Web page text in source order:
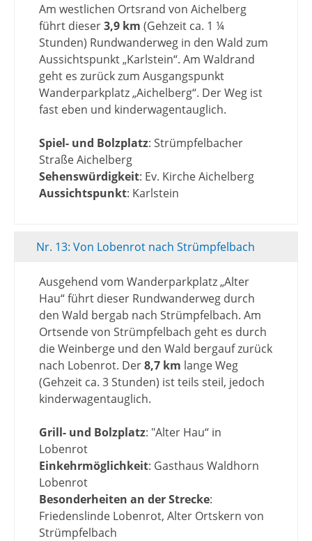
Am westlichen Ortsrand von Aichelberg
führt dieser3,9 km (Gehzeit ca. 1 ¼
Stunden) Rundwanderweg in den Wald zum
Aussichtspunkt „Karlstein“. Am Waldrand
geht es zurück zum Ausgangspunkt
Wanderparkplatz „Aichelberg“. Der Weg ist
fast eben und kinderwagentauglich.
Spiel- und Bolzplatz: Strümpfelbacher
Straße Aichelberg
Sehenswürdigkeit: Ev. Kirche Aichelberg
Aussichtspunkt: Karlstein
Nr. 13: Von Lobenrot nach Strümpfelbach
Ausgehend vom Wanderparkplatz „Alter
Hau“ führt dieser Rundwanderweg durch
den Wald bergab nach Strümpfelbach. Am
Ortsende von Strümpfelbach geht es durch
die Weinberge und den Wald bergauf zurück
nach Lobenrot. Der8,7 km lange Weg
(Gehzeit ca. 3 Stunden) ist teils steil, jedoch
kinderwagentauglich.
Grill- und Bolzplatz: "Alter Hau“ in
Lobenrot
Einkehrmöglichkeit: Gasthaus Waldhorn
Lobenrot
Besonderheiten an der Strecke:
Friedenslinde Lobenrot, Alter Ortskern von
Strümpfelbach